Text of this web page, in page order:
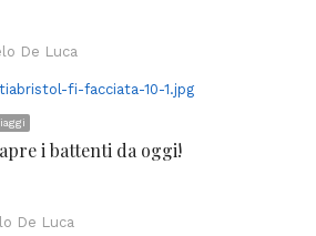
De Luca
i battenti da oggi!
De Luca